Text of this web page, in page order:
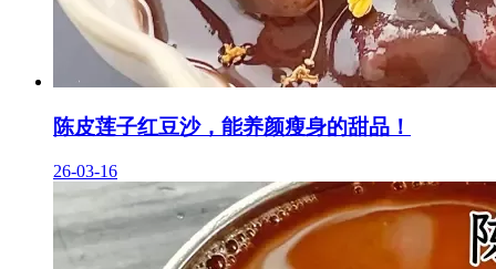
陈皮莲子红豆沙，能养颜瘦身的甜品！
26-03-16